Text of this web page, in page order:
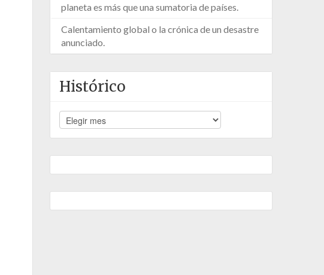
planeta es más que una sumatoria de países.
Calentamiento global o la crónica de un desastre
anunciado.
Histórico